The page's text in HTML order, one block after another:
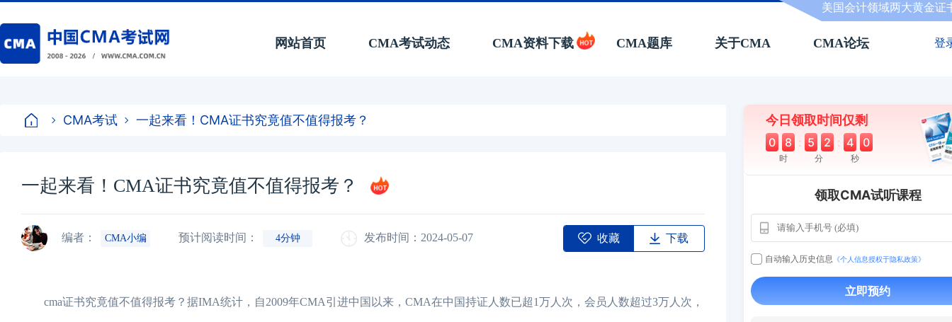
美国会计领域两大黄金证
网站首页 CMA考试动态 CMA资料下载 CMA题库 关于CMA CMA论坛 登
CMA考试 一起来看！CMA证书究竟值不值得报考？
一起来看！CMA证书究竟值不值得报考？
编者： CMA小编 预计阅读时间： 4分钟 发布时间：2024-05-07 收藏 下载
cma证书究竟值不值得报考？据IMA统计，自2009年CMA引进中国以来，CMA在中国持证人数已超1万人次，会员人数超过3万人次，
今日领取时间仅剩
0 8 : 5 2 : 3 9
时 分 秒
领取CMA试听课程
自动输入历史信息 《个人信息授权于隐私政策》
立即预约
用户163 112****290
130****8017
用户651 127****21 2024-11-